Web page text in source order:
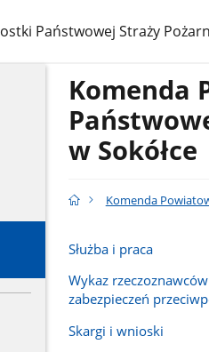
Państwowej Straży
Komenda
w Sokółce
Komenda
Służba i praca
Wykaz
zabezpieczeń
Skargi i wnioski